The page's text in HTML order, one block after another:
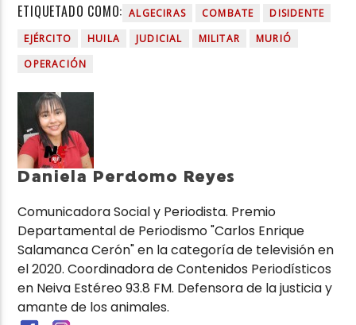
ETIQUETADO COMO: ALGECIRAS COMBATE
DISIDENTE
EJÉRCITO
HUILA JUDICIAL MILITAR
MURIÓ
OPERACIÓN
Daniela Perdomo Reyes
Comunicadora Social y Periodista. Premio
Departamental de Periodismo "Carlos Enrique
Salamanca Cerón" en la categoría de televisión en
el 2020. Coordinadora de Contenidos Periodísticos
en Neiva Estéreo 93.8 FM. Defensora de la justicia y
amante de los animales.